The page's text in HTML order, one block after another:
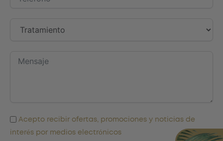
Acepto recibir ofertas, promociones y noticias de
interés por medios electrónicos